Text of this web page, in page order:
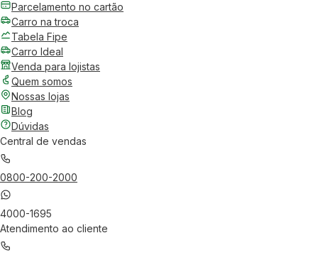
Parcelamento no cartão
Carro na troca
Tabela Fipe
Carro Ideal
Venda para lojistas
Quem somos
Nossas lojas
Blog
Dúvidas
Central de vendas
0800-200-2000
4000-1695
Atendimento ao cliente